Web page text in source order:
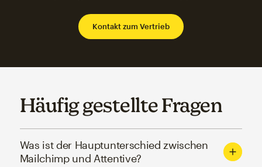
Kontakt zum Vertrieb
Häufig gestellte Fragen
Was ist der Hauptunterschied zwischen
Mailchimp und Attentive?